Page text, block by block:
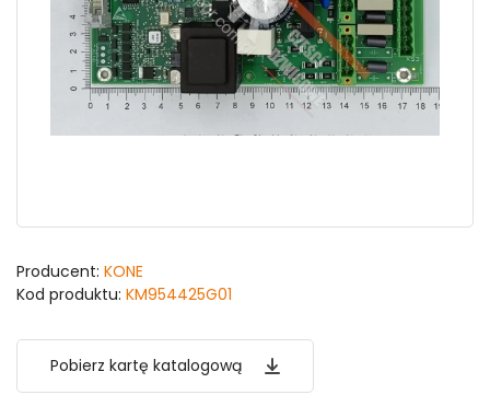
Producent: KONE
Kod produktu: KM954425G01
Pobierz kartę katalogową